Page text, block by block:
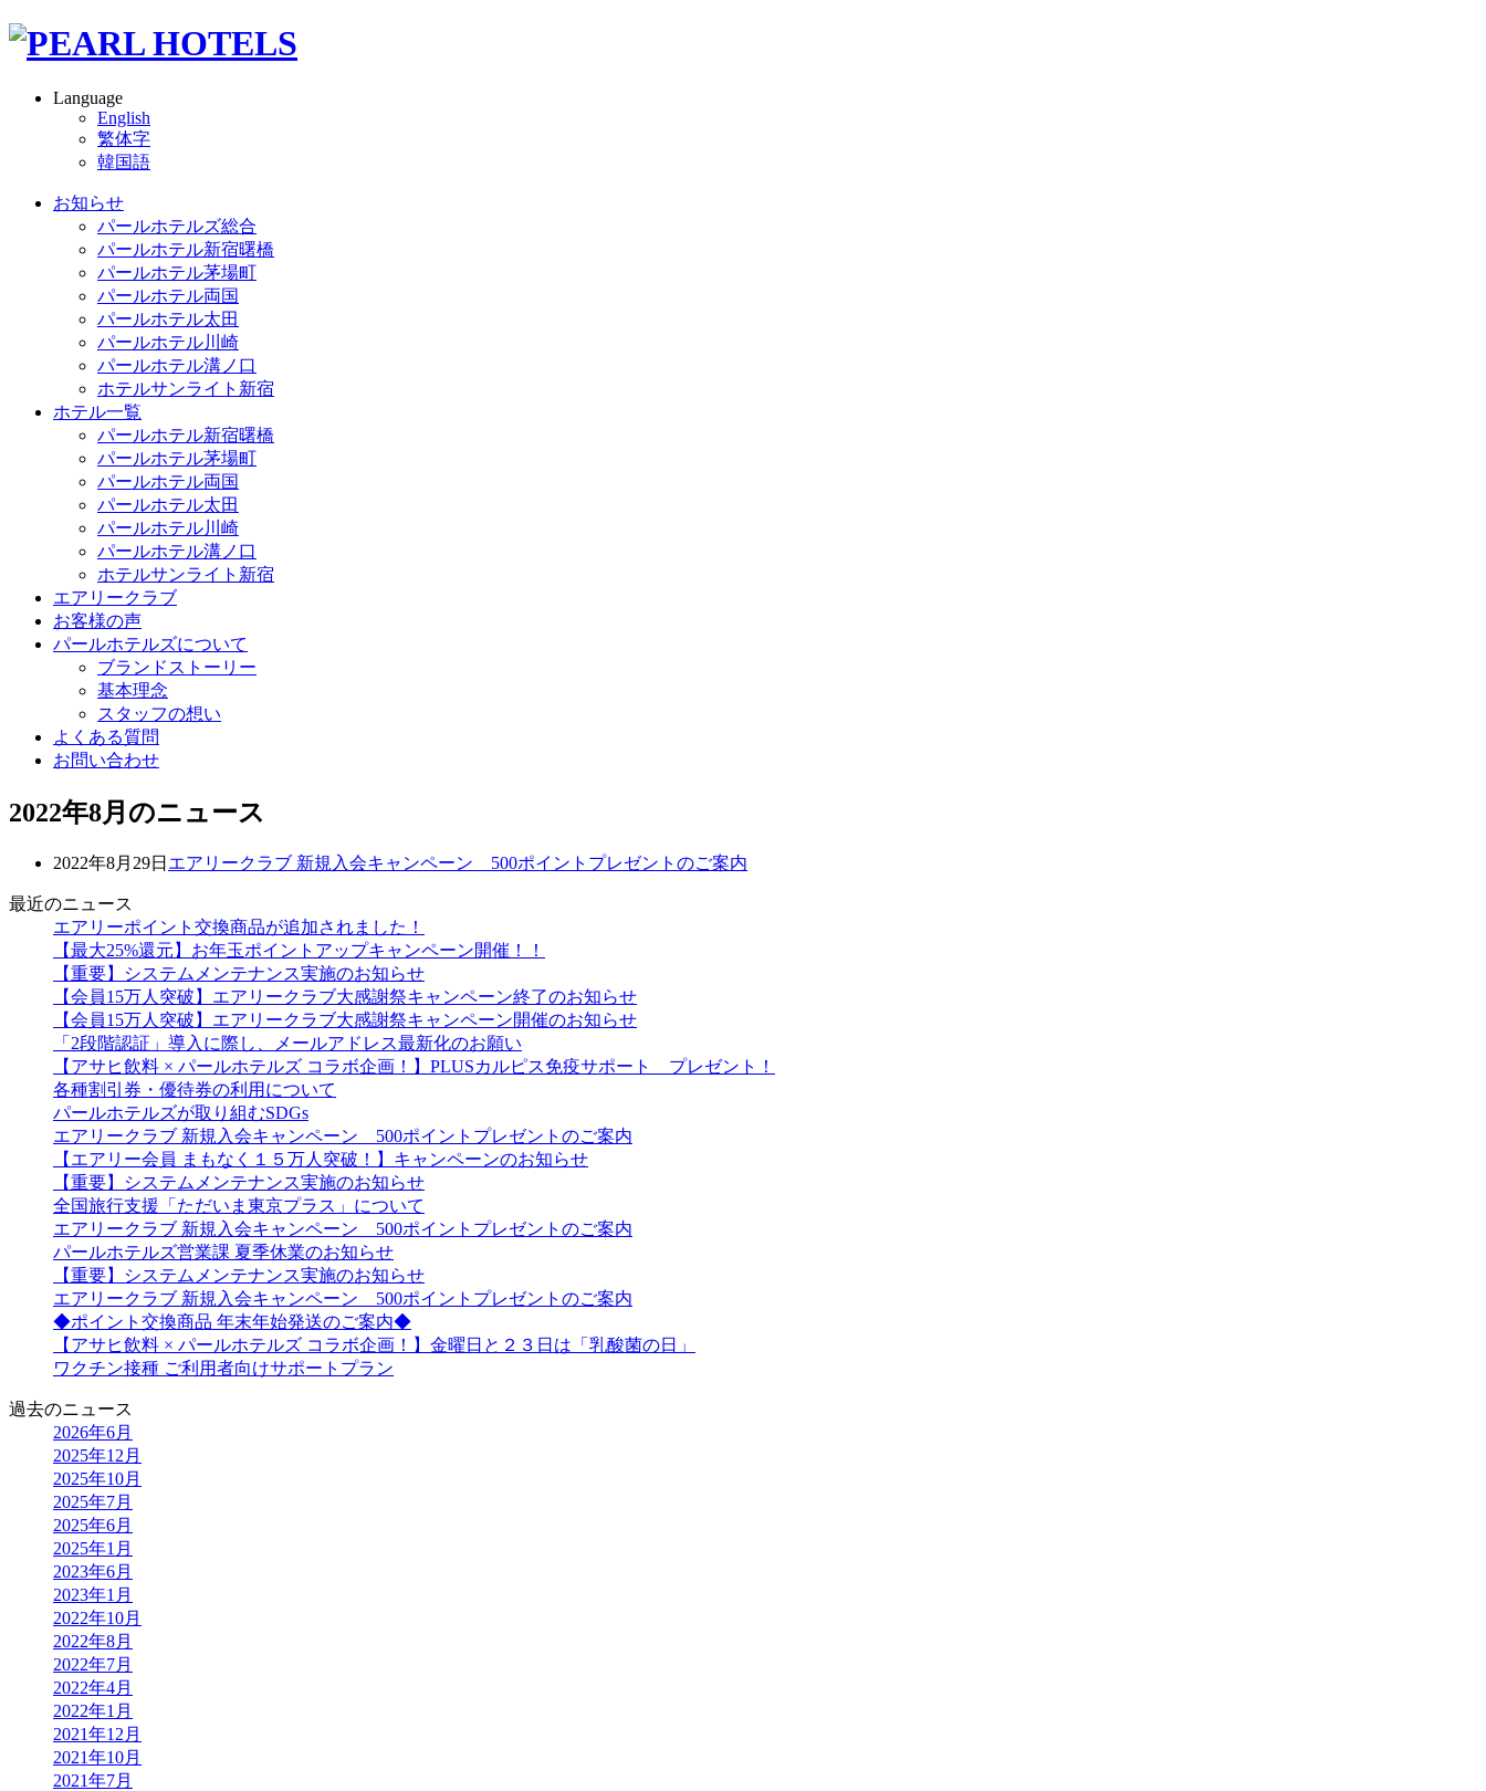
Language
English
繁体字
韓国語
お知らせ
パールホテルズ総合
パールホテル新宿曙橋
パールホテル茅場町
パールホテル両国
パールホテル太田
パールホテル川崎
パールホテル溝ノ口
ホテルサンライト新宿
ホテル一覧
パールホテル新宿曙橋
パールホテル茅場町
パールホテル両国
パールホテル太田
パールホテル川崎
パールホテル溝ノ口
ホテルサンライト新宿
エアリークラブ
お客様の声
パールホテルズについて
ブランドストーリー
基本理念
スタッフの想い
よくある質問
お問い合わせ
2022年8月のニュース
2022年8月29日 エアリークラブ 新規入会キャンペーン 500ポイントプレゼントのご案内
最近のニュース
エアリーポイント交換商品が追加されました！
【最大25%還元】お年玉ポイントアップキャンペーン開催！！
【重要】システムメンテナンス実施のお知らせ
【会員15万人突破】エアリークラブ大感謝祭キャンペーン終了のお知らせ
【会員15万人突破】エアリークラブ大感謝祭キャンペーン開催のお知らせ
「2段階認証」導入に際し、メールアドレス最新化のお願い
【アサヒ飲料 × パールホテルズ コラボ企画！】PLUSカルピス免疫サポート プレゼント！
各種割引券・優待券の利用について
パールホテルズが取り組むSDGs
エアリークラブ 新規入会キャンペーン 500ポイントプレゼントのご案内
【エアリー会員 まもなく１５万人突破！】キャンペーンのお知らせ
【重要】システムメンテナンス実施のお知らせ
全国旅行支援「ただいま東京プラス」について
エアリークラブ 新規入会キャンペーン 500ポイントプレゼントのご案内
パールホテルズ営業課 夏季休業のお知らせ
【重要】システムメンテナンス実施のお知らせ
エアリークラブ 新規入会キャンペーン 500ポイントプレゼントのご案内
◆ポイント交換商品 年末年始発送のご案内◆
【アサヒ飲料 × パールホテルズ コラボ企画！】金曜日と２３日は「乳酸菌の日」
ワクチン接種 ご利用者向けサポートプラン
過去のニュース
2026年6月
2025年12月
2025年10月
2025年7月
2025年6月
2025年1月
2023年6月
2023年1月
2022年10月
2022年8月
2022年7月
2022年4月
2022年1月
2021年12月
2021年10月
2021年7月